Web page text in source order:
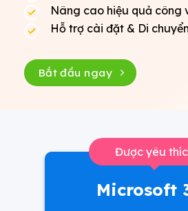
Nâng cao hiệu quả công
Hỗ trợ cài đặt & Di
Bắt đầu ngay
Được yêu
Microsoft